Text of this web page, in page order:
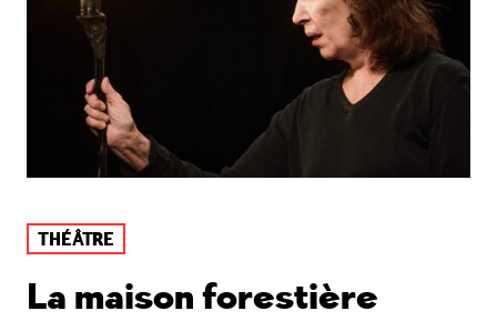
THÉÂTRE
La maison forestière